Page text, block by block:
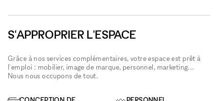
S'APPROPRIER L'ESPACE
Grâce à nos services complémentaires, votre espace est prêt à
l'emploi : mobilier, image de marque, personnel, marketing...
Nous nous occupons de tout.